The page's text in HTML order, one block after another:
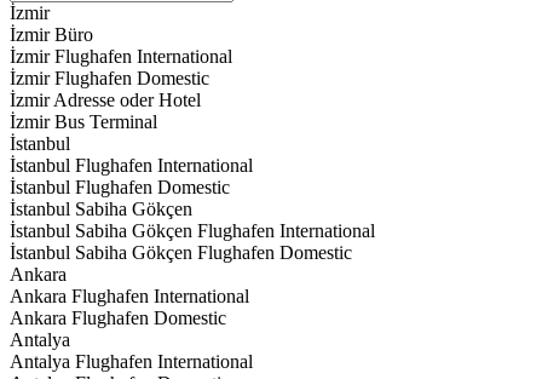
İzmir
İzmir Büro
İzmir Flughafen International
İzmir Flughafen Domestic
İzmir Adresse oder Hotel
İzmir Bus Terminal
İstanbul
İstanbul Flughafen International
İstanbul Flughafen Domestic
İstanbul Sabiha Gökçen
İstanbul Sabiha Gökçen Flughafen International
İstanbul Sabiha Gökçen Flughafen Domestic
Ankara
Ankara Flughafen International
Ankara Flughafen Domestic
Antalya
Antalya Flughafen International